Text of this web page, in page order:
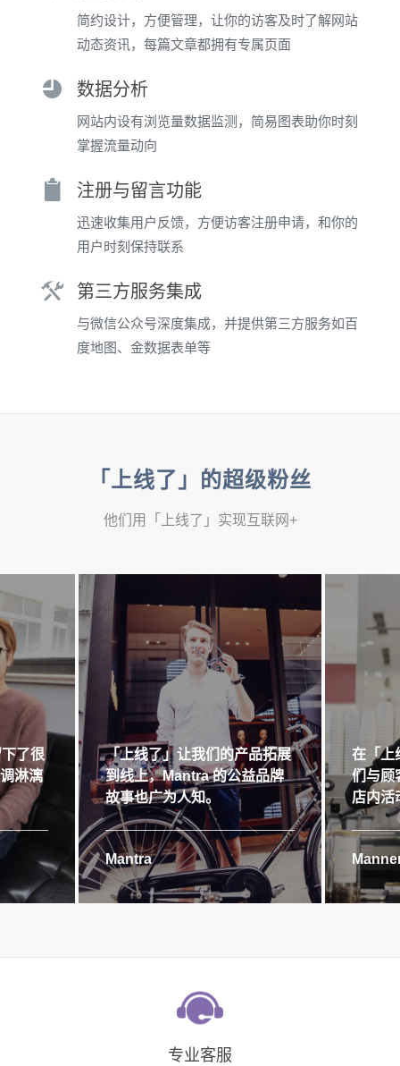
简约设计，方便管理，让你的访客及时了解网站
动态资讯，每篇文章都拥有专属页面
数据分析
网站内设有浏览量数据监测，简易图表助你时刻
掌握流量动向
注册与留言功能
迅速收集用户反馈，方便访客注册申请，和你的
用户时刻保持联系
第三方服务集成
与微信公众号深度集成，并提供第三方服务如百
度地图、金数据表单等
「上线了」的超级粉丝
他们用「上线了」实现互联网+
了很
淋漓
「上线了」让我们的产品拓展
到线上，Mantra 的公益品牌
故事也广为人知。
Mantra
在「上
们与顾
店内活
专业客服